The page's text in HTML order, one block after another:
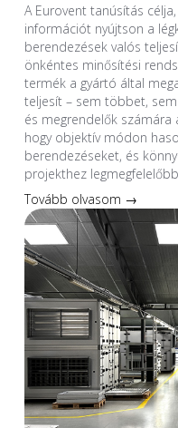
A Eurovent tanúsítás
információt nyújtson a
berendezések valós
önkéntes minősítési
termék a gyártó által
teljesít – sem többet,
és megrendelők számára
hogy objektív módon
berendezéseket, és
projekthez
Tovább olvasom →